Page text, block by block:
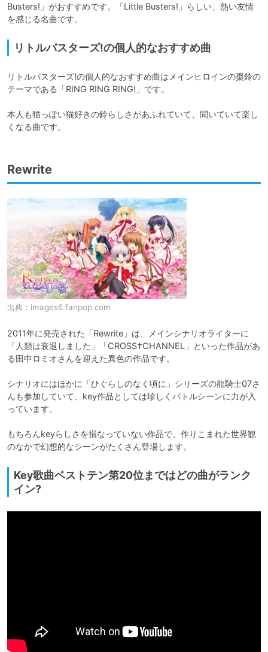
Busters!」がおすすめです。「Little Busters!」らしい、熱い友情
を感じる名曲です。
リトルバスターズ!の個人的なおすすめ曲
リトルバスターズ!の個人的なおすすめ曲はメインヒロインの棗鈴の
テーマである「RING RING RING!」です。
本人も猫っぽい猫好きの鈴らしさがあふれていて、聞いていて楽し
くなる曲です。
Rewrite
出典： images6.fanpop.com
2011年に発売された「Rewrite」は、メインシナリオライターに
「人類は衰退しました」「CROSS†CHANNEL」といった作品があ
る田中ロミオさんを迎えた異色の作品です。
シナリオにはほかに「ひぐらしのなく頃に」シリーズの龍騎士07さ
んも参加していて、key作品としては珍しくバトルシーンに力が入
っています。
もちろんkeyらしさを損なっていない作品で、作りこまれた世界観
のなかで幻想的なシーンがたくさん登場します。
Key歌曲ベストテン第20位まではどの曲がランク
イン?